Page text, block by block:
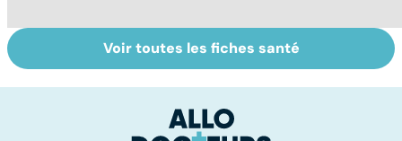
Donner son corps
à la science
La greffe, du
prélèvement à la
Voir toutes les fiches santé